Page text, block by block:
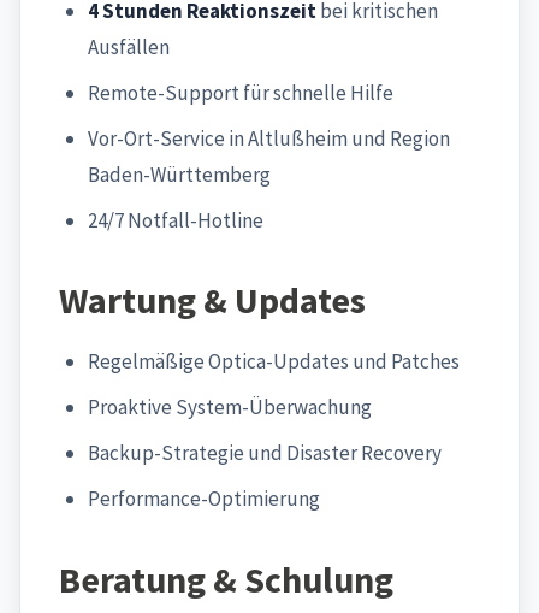
4 Stunden Reaktionszeitbei kritischen
Ausfällen
Remote-Support für schnelle Hilfe
Vor-Ort-Service in Altlußheim und Region
Baden-Württemberg
24/7 Notfall-Hotline
Wartung & Updates
Regelmäßige Optica-Updates und Patches
Proaktive System-Überwachung
Backup-Strategie und Disaster Recovery
Performance-Optimierung
Beratung & Schulung